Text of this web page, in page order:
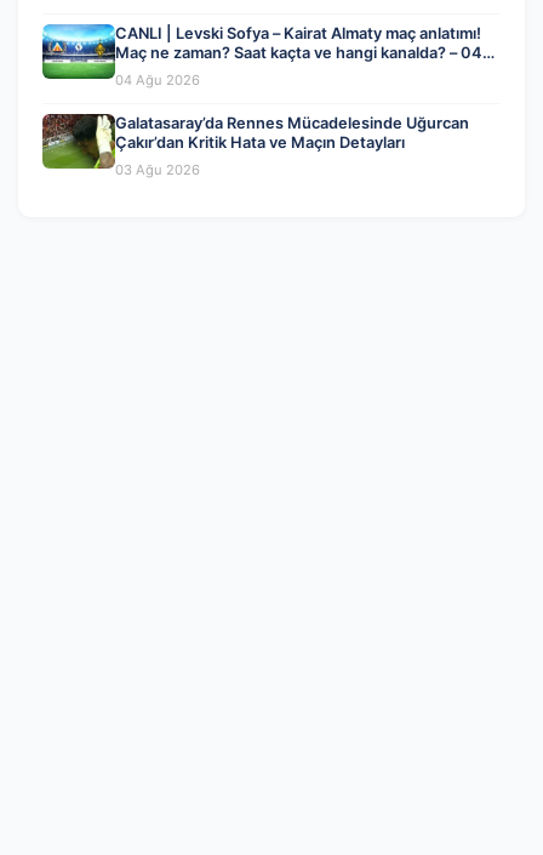
CANLI | Levski Sofya – Kairat Almaty maç anlatımı!
Maç ne zaman? Saat kaçta ve hangi kanalda? – 04
Ağustos 2026
04 Ağu 2026
Galatasaray’da Rennes Mücadelesinde Uğurcan
Çakır’dan Kritik Hata ve Maçın Detayları
03 Ağu 2026